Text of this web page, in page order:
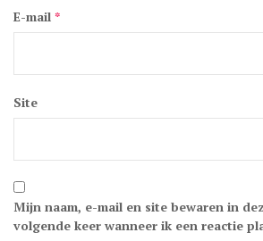
E-mail *
Site
Mijn naam, e-mail en site bewaren in
volgende keer wanneer ik een reactie